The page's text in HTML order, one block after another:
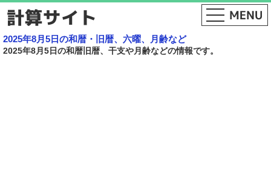
2025年8月5日の和暦・旧暦、六曜、月齢など
2025年8月5日の和暦旧暦、干支や月齢などの情報です。